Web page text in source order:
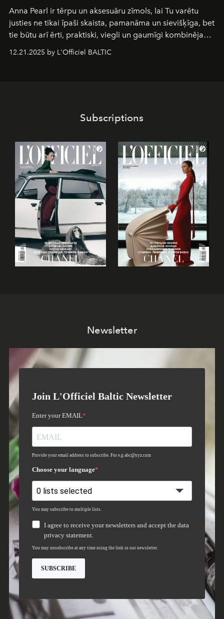
Anna Pearl ir tērpu un aksesuāru zīmols, lai Tu varētu
justies ne tikai īpaši skaista, pamanāma un sievišķīga, bet
tie būtu arī ērti, praktiski, viegli un gaumīgi kombinējami
gan savā starpā, gan varētu pavadīt Tevi jebkuros dzīves
piedzīvojumos.
12.21.2025 by L'Officiel BALTIC
Subscriptions
Newsletter